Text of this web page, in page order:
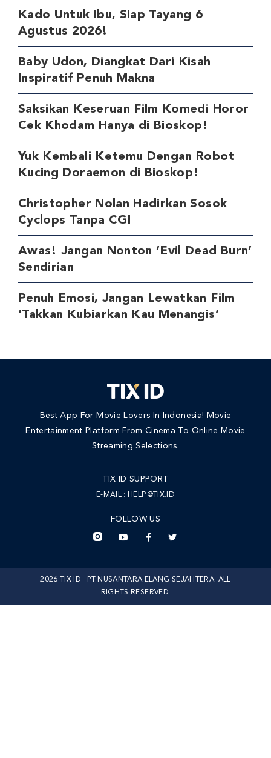
Kado Untuk Ibu, Siap Tayang 6
Agustus 2026!
Baby Udon, Diangkat Dari Kisah
Inspiratif Penuh Makna
Saksikan Keseruan Film Komedi Horor
Cek Khodam Hanya di Bioskop!
Yuk Kembali Ketemu Dengan Robot
Kucing Doraemon di Bioskop!
Christopher Nolan Hadirkan Sosok
Cyclops Tanpa CGI
Awas! Jangan Nonton ‘Evil Dead Burn’
Sendirian
Penuh Emosi, Jangan Lewatkan Film
‘Takkan Kubiarkan Kau Menangis’
Best App For Movie Lovers In Indonesia! Movie
Entertainment Platform From Cinema To Online Movie
Streaming Selections.
TIX ID SUPPORT
E-MAIL : HELP@TIX.ID
FOLLOW US
2026 TIX ID - PT NUSANTARA ELANG SEJAHTERA. ALL
RIGHTS RESERVED.